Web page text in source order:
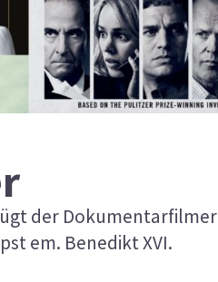
der Dokumentarfilmer
em. Benedikt XVI.